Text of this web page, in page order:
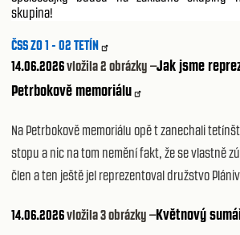
skupina!
ČSS ZO 1 - 02 TETÍN
14.06.2026vložila 2 obrázky –Jak jsme
Petrbokově memoriálu
Na Petrbokově memoriálu opě t zanechali
stopu a nic na tom nemění fakt, že se vlastně
člen a ten ještě jel reprezentoval družstvo
14.06.2026vložila 3 obrázky –Květnový